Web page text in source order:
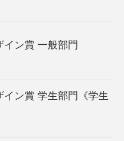
イン賞 一般部門
イン賞 学生部門《学生